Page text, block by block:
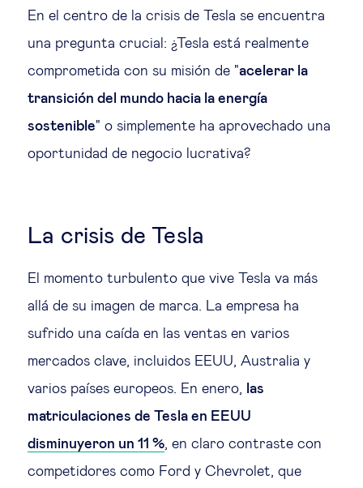
Tecnología & personas
Ética empresarial
Sobre nosotros
EN ES
En el centro de la crisis de Tesla se encuentra
una pregunta crucial: ¿Tesla está realmente
comprometida con su misión de "acelerar la
transición del mundo hacia la energía
sostenible" o simplemente ha aprovechado una
oportunidad de negocio lucrativa?
La crisis de Tesla
El momento turbulento que vive Tesla va más
allá de su imagen de marca. La empresa ha
sufrido una caída en las ventas en varios
mercados clave, incluidos EEUU, Australia y
varios países europeos. En enero, las
matriculaciones de Tesla en EEUU
disminuyeron un 11 %, en claro contraste con
competidores como Ford y Chevrolet, que